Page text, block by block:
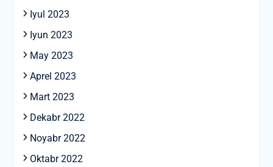
Iyul 2023
Iyun 2023
May 2023
Aprel 2023
Mart 2023
Dekabr 2022
Noyabr 2022
Oktabr 2022